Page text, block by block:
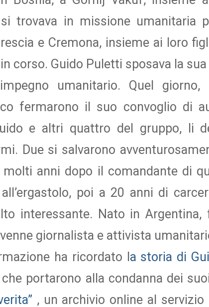
trovava in missione umanitaria
e Cremona, insieme ai loro
corso. Guido Puletti sposava la sua
umanitario. Quel
fermarono il suo convoglio di
e altri quattro del gruppo, li
Due si salvarono
molti anni dopo il comandante di
poi a 20 anni di
interessante. Nato in Argentina,
giornalista e attivista
ha ricordato l a storia di
portarono alla condanna dei
, un archivio online al